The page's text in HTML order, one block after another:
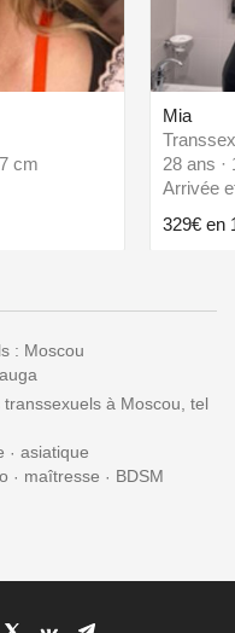
cm
Mia
28 ans ·
Arrivée
329€ en
: Moscou
à Moscou, tel
asiatique
maîtresse BDSM